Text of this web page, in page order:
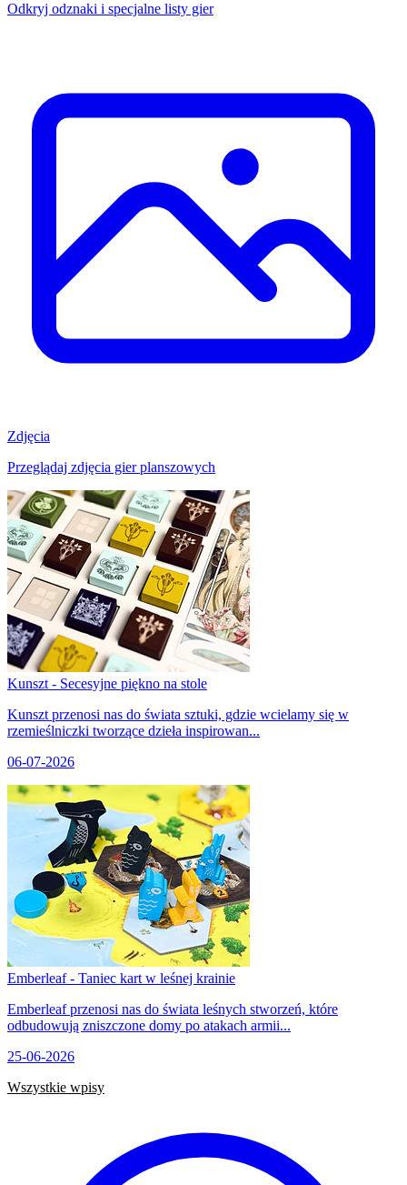
Odkryj odznaki i specjalne listy gier
Zdjęcia
Przeglądaj zdjęcia gier planszowych
Kunszt - Secesyjne piękno na stole
Kunszt przenosi nas do świata sztuki, gdzie wcielamy się w
rzemieślniczki tworzące dzieła inspirowan...
06-07-2026
Emberleaf - Taniec kart w leśnej krainie
Emberleaf przenosi nas do świata leśnych stworzeń, które
odbudowują zniszczone domy po atakach armii...
25-06-2026
Wszystkie wpisy